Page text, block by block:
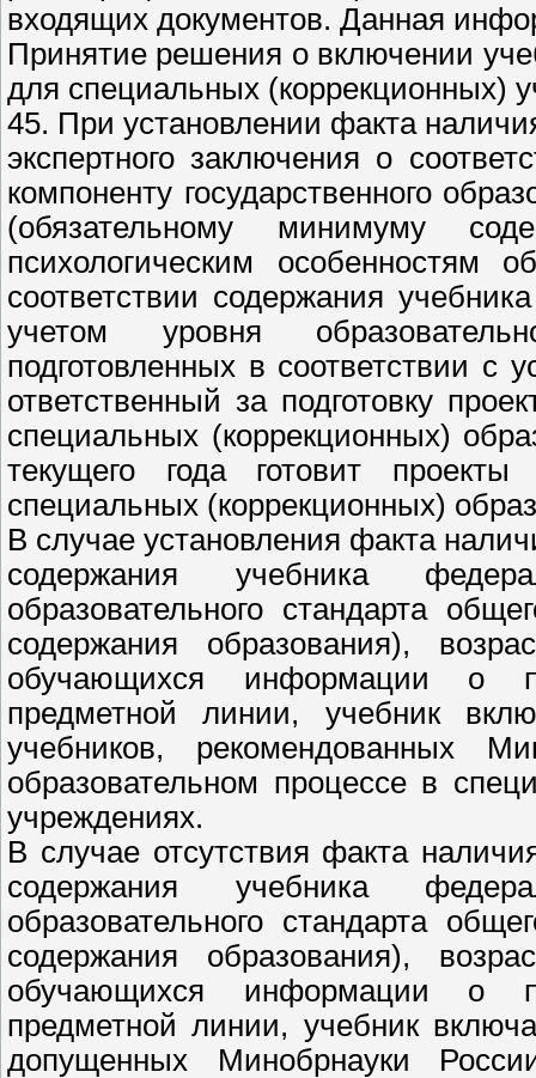
входящих документов. Данная
Принятие решения о включении
для специальных (коррекционных)
45. При установлении факта
экспертного заключения о
компоненту государственного
(обязательному минимуму
психологическим особенностям
соответствии содержания
учетом уровня
подготовленных в соответствии с
ответственный за подготовку
специальных (коррекционных)
текущего года готовит
специальных (коррекционных)
В случае установления факта
содержания учебника
образовательного стандарта
содержания образования),
обучающихся информации о
предметной линии, учебник
учебников, рекомендованных
образовательном процессе в
учреждениях.
В случае отсутствия факта
содержания учебника
образовательного стандарта
содержания образования),
обучающихся информации о
предметной линии, учебник
допущенных Минобрнауки